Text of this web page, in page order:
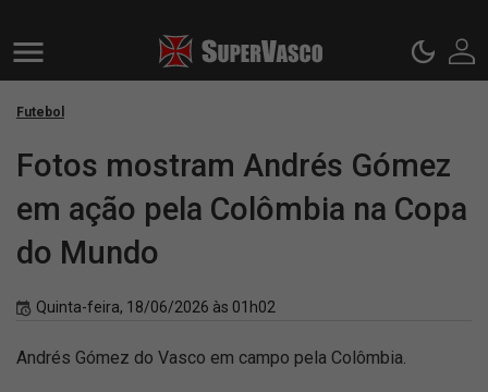
Futebol
Fotos mostram Andrés Gómez
em ação pela Colômbia na Copa
do Mundo
Quinta-feira, 18/06/2026 às 01h02
Andrés Gómez do Vasco em campo pela Colômbia.